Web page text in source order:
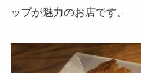
ップが魅力のお店です。